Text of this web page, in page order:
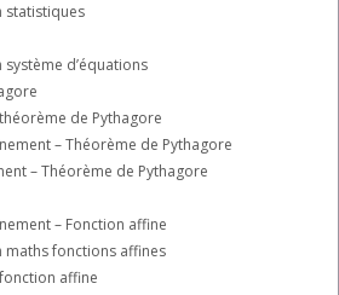
statistiques
système d’équations
de Pythagore
– Théorème de Pythagore
– Théorème de Pythagore
– Fonction affine
maths fonctions affines
affine